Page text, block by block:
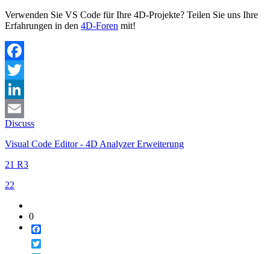
Verwenden Sie VS Code für Ihre 4D-Projekte? Teilen Sie uns Ihre
Erfahrungen in den 4D-Foren mit!
Facebook
Twitter
LinkedIn
Email
Discuss
Visual Code Editor - 4D Analyzer Erweiterung
21 R3
22
0